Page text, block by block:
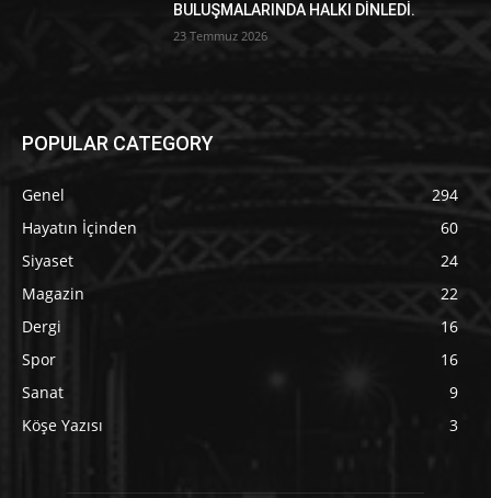
BULUŞMALARINDA HALKI DİNLEDİ.
23 Temmuz 2026
POPULAR CATEGORY
Genel
294
Hayatın İçinden
60
Siyaset
24
Magazin
22
Dergi
16
Spor
16
Sanat
9
Köşe Yazısı
3